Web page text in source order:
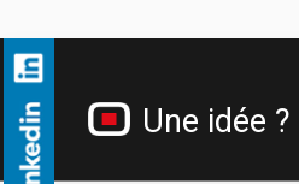
Une idée